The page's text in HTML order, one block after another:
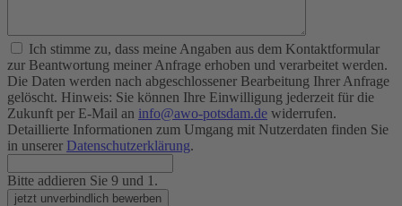
Ich stimme zu, dass meine Angaben aus dem Kontaktformular
zur Beantwortung meiner Anfrage erhoben und verarbeitet werden.
Die Daten werden nach abgeschlossener Bearbeitung Ihrer Anfrage
gelöscht. Hinweis: Sie können Ihre Einwilligung jederzeit für die
Zukunft per E-Mail an info@awo-potsdam.de widerrufen.
Detaillierte Informationen zum Umgang mit Nutzerdaten finden Sie
in unserer Datenschutzerklärung.
Bitte addieren Sie 9 und 1.
jetzt unverbindlich bewerben